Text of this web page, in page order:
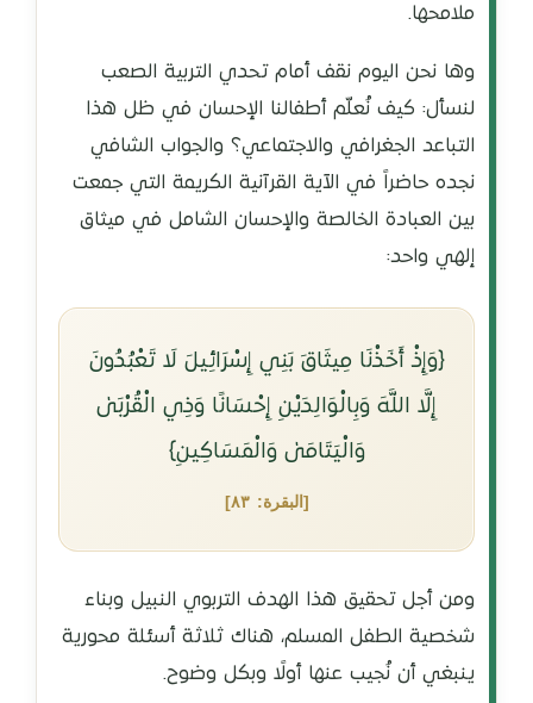
ملامحها.
وها نحن اليوم نقف أمام تحدي التربية الصعب
لنسأل: كيف نُعلّم أطفالنا الإحسان في ظل هذا
التباعد الجغرافي والاجتماعي؟ والجواب الشافي
نجده حاضراً في الآية القرآنية الكريمة التي جمعت
بين العبادة الخالصة والإحسان الشامل في ميثاق
إلهي واحد:
﴿وَإِذْ أَخَذْنَا مِيثَاقَ بَنِي إِسْرَائِيلَ لَا تَعْبُدُونَ
إِلَّا اللَّهَ وَبِالْوَالِدَيْنِ إِحْسَانًا وَذِي الْقُرْبَىٰ
وَالْيَتَامَىٰ وَالْمَسَاكِينِ﴾
[البقرة: ٨٣]
ومن أجل تحقيق هذا الهدف التربوي النبيل وبناء
شخصية الطفل المسلم، هناك ثلاثة أسئلة محورية
ينبغي أن نُجيب عنها أولًا وبكل وضوح.